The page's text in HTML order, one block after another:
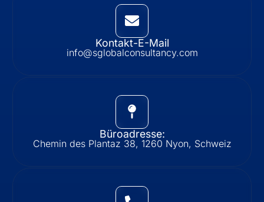
Kontakt-E-Mail
info@sglobalconsultancy.com
Büroadresse:
Chemin des Plantaz 38, 1260 Nyon, Schweiz